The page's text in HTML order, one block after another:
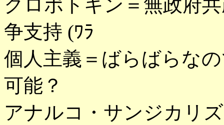
クロポトキン＝無政府
争支持 (ﾜﾗ
個人主義＝ばらばらな
可能？
アナルコ・サンジカリ